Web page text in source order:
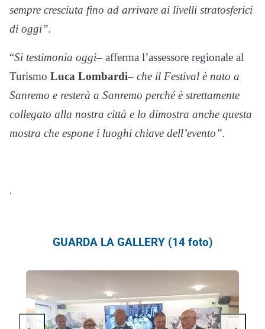
sempre cresciuta fino ad arrivare ai livelli stratosferici
di oggi”.
“Si testimonia oggi– afferma l’assessore regionale al
Turismo Luca Lombardi– che il Festival è nato a
Sanremo e resterà a Sanremo perché è strettamente
collegato alla nostra città e lo dimostra anche questa
mostra che espone i luoghi chiave dell’evento”.
.
GUARDA LA GALLERY (14 foto)